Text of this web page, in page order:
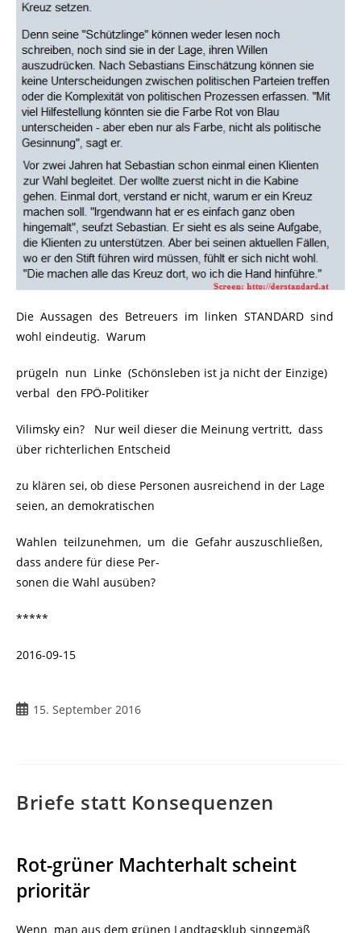
Die Aussagen des Betreuers im linken STANDARD sind
wohl eindeutig. Warum
prügeln nun Linke (Schönsleben ist ja nicht der Einzige)
verbal den FPÖ-Politiker
Vilimsky ein? Nur weil dieser die Meinung vertritt, dass
über richterlichen Entscheid
zu klären sei, ob diese Personen ausreichend in der Lage
seien, an demokratischen
Wahlen teilzunehmen, um die Gefahr auszuschließen,
dass andere für diese Per-
sonen die Wahl ausüben?
*****
2016-09-15
Beitrag15. September 2016
Briefe statt Konsequenzen
Rot-grüner Machterhalt scheint
prioritär
Wenn man aus dem grünen Landtagsklub sinngemäß